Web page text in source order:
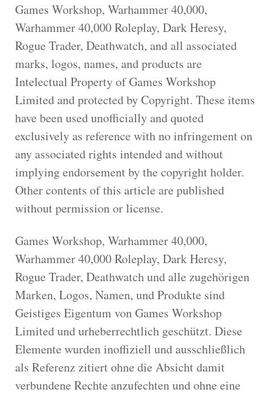
Games Workshop, Warhammer 40,000,
Warhammer 40,000 Roleplay, Dark Heresy,
Rogue Trader, Deathwatch, and all associated
marks, logos, names, and products are
Intelectual Property of Games Workshop
Limited and protected by Copyright. These items
have been used unofficially and quoted
exclusively as reference with no infringement on
any associated rights intended and without
implying endorsement by the copyright holder.
Other contents of this article are published
without permission or license.
Games Workshop, Warhammer 40,000,
Warhammer 40,000 Roleplay, Dark Heresy,
Rogue Trader, Deathwatch und alle zugehörigen
Marken, Logos, Namen, und Produkte sind
Geistiges Eigentum von Games Workshop
Limited und urheberrechtlich geschützt. Diese
Elemente wurden inoffiziell und ausschließlich
als Referenz zitiert ohne die Absicht damit
verbundene Rechte anzufechten und ohne eine